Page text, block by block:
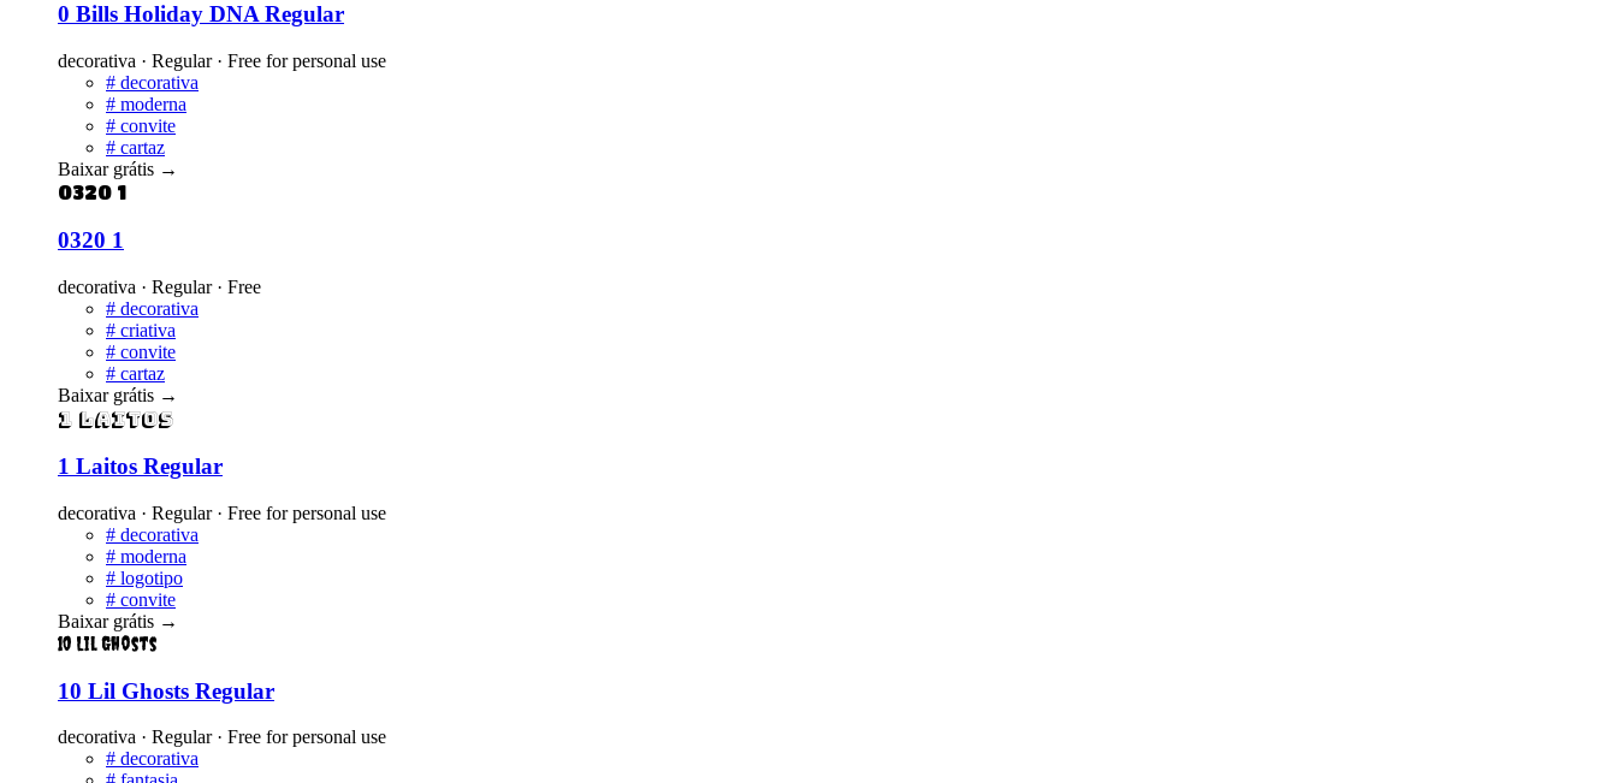
0 Bills Holiday DNA Regular
decorativa · Regular · Free for personal use
# decorativa
# moderna
# convite
# cartaz
Baixar grátis →
0320 1
0320 1
decorativa · Regular · Free
# decorativa
# criativa
# convite
# cartaz
Baixar grátis →
1 Laitos
1 Laitos Regular
decorativa · Regular · Free for personal use
# decorativa
# moderna
# logotipo
# convite
Baixar grátis →
10 Lil Ghosts
10 Lil Ghosts Regular
decorativa · Regular · Free for personal use
# decorativa